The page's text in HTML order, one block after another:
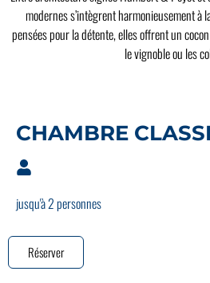
modernes s’intègrent harmonieusement à
pensées pour la détente, elles offrent un
le vignoble ou les
CHAMBRE
jusqu'à 2 personnes
Réserver